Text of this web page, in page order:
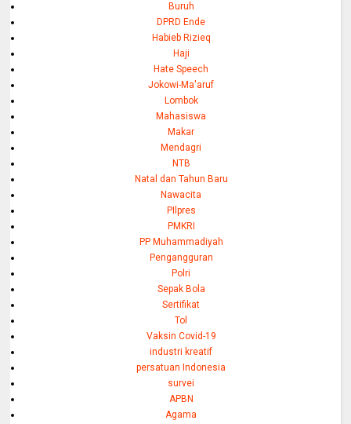
Buruh
DPRD Ende
Habieb Rizieq
Haji
Hate Speech
Jokowi-Ma'aruf
Lombok
Mahasiswa
Makar
Mendagri
NTB
Natal dan Tahun Baru
Nawacita
PIlpres
PMKRI
PP Muhammadiyah
Pengangguran
Polri
Sepak Bola
Sertifikat
Tol
Vaksin Covid-19
industri kreatif
persatuan Indonesia
survei
APBN
Agama